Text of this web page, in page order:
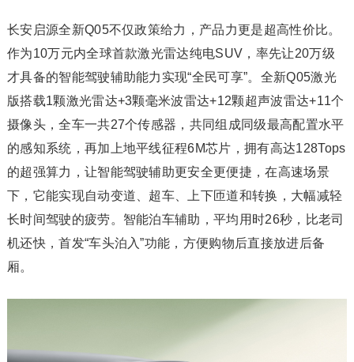
长安启源全新Q05不仅政策给力，产品力更是超高性价比。
作为10万元内全球首款激光雷达纯电SUV，率先让20万级
才具备的智能驾驶辅助能力实现“全民可享”。全新Q05激光
版搭载1颗激光雷达+3颗毫米波雷达+12颗超声波雷达+11个
摄像头，全车一共27个传感器，共同组成同级最高配置水平
的感知系统，再加上地平线征程6M芯片，拥有高达128Tops
的超强算力，让智能驾驶辅助更安全更便捷，在高速场景
下，它能实现自动变道、超车、上下匝道和转换，大幅减轻
长时间驾驶的疲劳。智能泊车辅助，平均用时26秒，比老司
机还快，首发“车头泊入”功能，方便购物后直接放进后备
厢。